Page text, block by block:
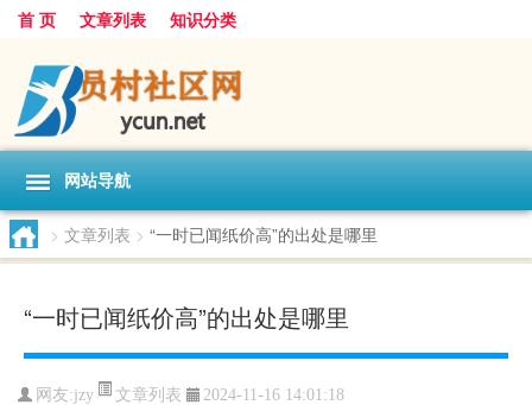
首 页 文章列表 知识分类
网站导航
> 文章列表 > “一时已闻纸价高”的出处是哪里
“一时已闻纸价高”的出处是哪里
网友:jzy 文章列表 2024-11-16 14:01:18